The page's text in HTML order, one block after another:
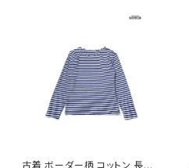
古着 ボーダー柄 コットン 長袖